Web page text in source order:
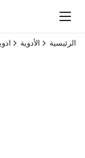
الرئيسية الأدوية